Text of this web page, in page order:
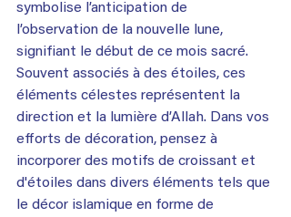
symbolise l’anticipation de
l’observation de la nouvelle lune,
signifiant le début de ce mois sacré.
Souvent associés à des étoiles, ces
éléments célestes représentent la
direction et la lumière d’Allah. Dans vos
efforts de décoration, pensez à
incorporer des motifs de croissant et
d'étoiles dans divers éléments tels que
le décor islamique en forme de